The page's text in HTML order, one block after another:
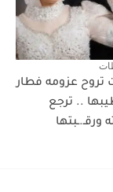
تروح عزومه فطار
.. ترجع
ورقـ.ـبتها